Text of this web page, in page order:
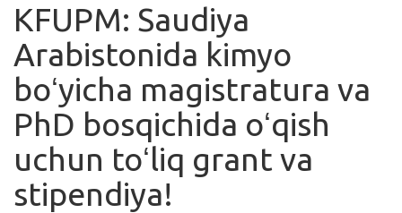
Ishlar
Kurslar
Blog
Yana
KFUPM: Saudiya
Arabistonida kimyo
boʻyicha magistratura va
PhD bosqichida oʻqish
uchun toʻliq grant va
stipendiya!